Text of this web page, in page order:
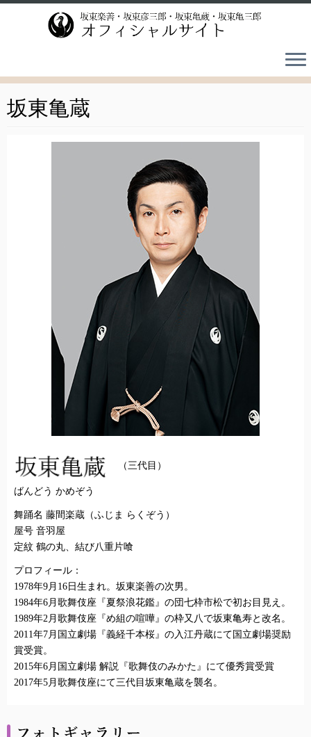
坂東亀蔵
（三代目）
ばんどう かめぞう
舞踊名 藤間楽蔵（ふじま らくぞう）
屋号 音羽屋
定紋 鶴の丸、結び八重片喰
プロフィール：
1978年9月16日生まれ。坂東楽善の次男。
1984年6月歌舞伎座『夏祭浪花鑑』の団七枠市松で初お目見え。
1989年2月歌舞伎座『め組の喧嘩』の枠又八で坂東亀寿と改名。
2011年7月国立劇場『義経千本桜』の入江丹蔵にて国立劇場奨励
賞受賞。
2015年6月国立劇場 解説『歌舞伎のみかた』にて優秀賞受賞
2017年5月歌舞伎座にて三代目坂東亀蔵を襲名。